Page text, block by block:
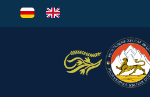
Перейти